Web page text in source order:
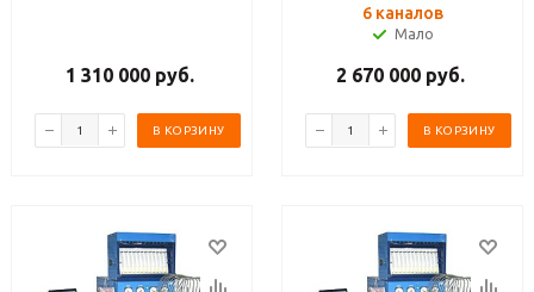
1 310 000 руб.
В КОРЗИНУ
6 каналов
Мало
2 670 000 руб.
В КОРЗИНУ